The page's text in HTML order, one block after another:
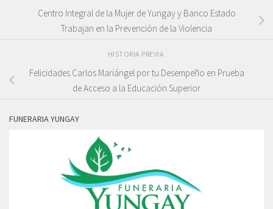
Centro Integral de la Mujer de Yungay y Banco Estado
Trabajan en la Prevención de la Violencia
HISTORIA PREVIA
Felicidades Carlos Mariángel por tu Desempeño en Prueba
de Acceso a la Educación Superior
FUNERARIA YUNGAY